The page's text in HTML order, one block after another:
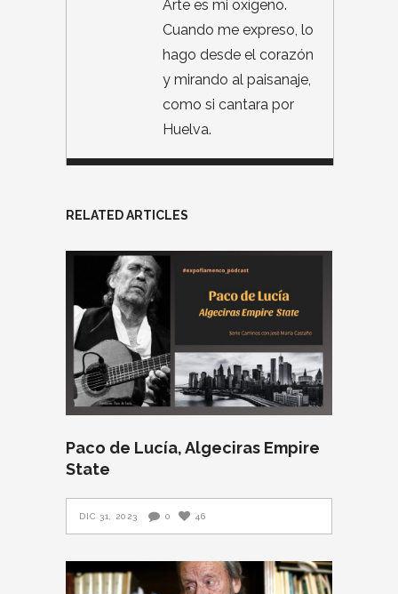
Arte es mi oxígeno.
Cuando me expreso, lo
hago desde el corazón
y mirando al paisanaje,
como si cantara por
Huelva.
RELATED ARTICLES
Paco de Lucía, Algeciras Empire
State
DIC 31, 2023 0 46